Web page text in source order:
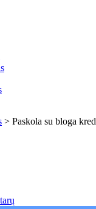
> Paskola su bloga